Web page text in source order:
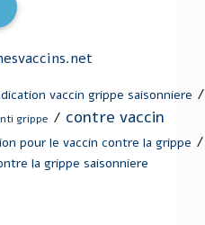
vaccin grippe saisonniere /
grippe / contre vaccin
pour le vaccin contre la grippe /
la grippe saisonniere